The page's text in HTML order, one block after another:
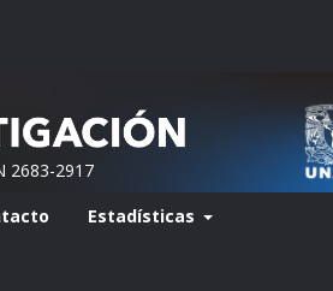
2683-2917
Estadísticas